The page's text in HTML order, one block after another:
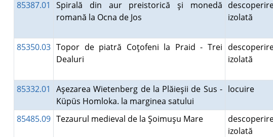
85387.01
Spirală din aur preistorică şi monedă
romană la Ocna de Jos
izolată
85350.03 Topor de piatră Coţofeni la Praid - Trei
Dealuri
izolată
85332.01
Aşezarea Wietenberg de la Plăieşii de Sus -
Küpüs Homloka. la marginea satului
locuire
85485.09 Tezaurul medieval de la Şoimuşu Mare
izolată